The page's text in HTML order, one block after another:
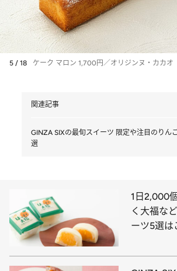
5 / 18 ケーク マロン 1,700円／オリジンヌ・カカオ
関連記事
GINZA SIXの最旬スイーツ 限定や注目のりん
選
1日2,000
く大福な
ーツ5選は